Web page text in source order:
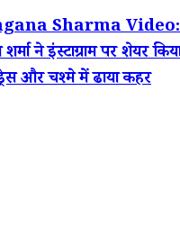
Sharma Video:
ने इंस्टाग्राम पर शेयर
और चश्मे में ढाया कहर